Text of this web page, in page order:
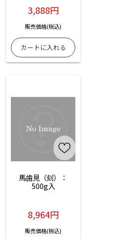
3,888円
販売価格(税込)
馬歯見（刻）：
500g入
8,964円
販売価格(税込)